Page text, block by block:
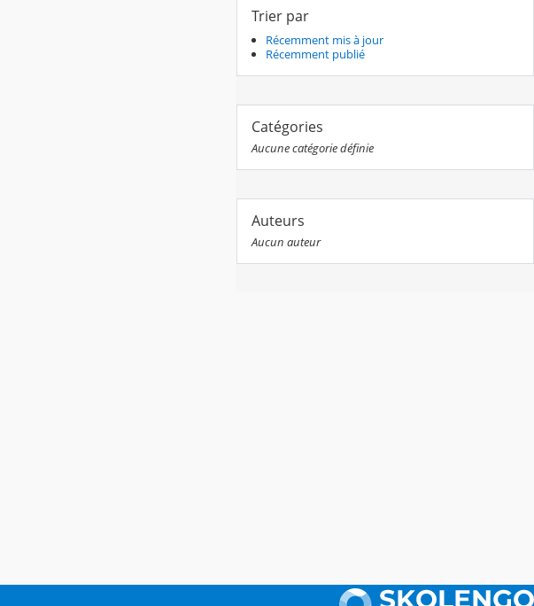
Trier par
Récemment mis à jour
Récemment publié
Catégories
Aucune catégorie définie
Auteurs
Aucun auteur